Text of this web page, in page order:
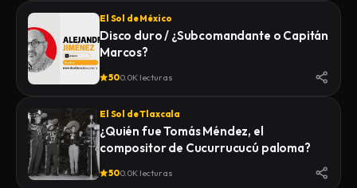
El Sol de México
Disco duro / ¿Subcomandante o Capitán
Marcos?
500.0K lecturas
El Sol de Tlaxcala
¿Quién fue Tomás Méndez, el
compositor de Cucurrucucú paloma?
500.0K lecturas